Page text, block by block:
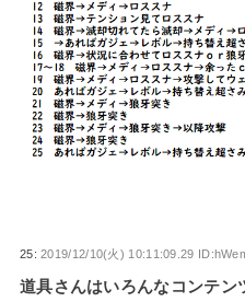
25:2019/12/10(火) 10:11:09.29
道具さんはいろんなコンテン